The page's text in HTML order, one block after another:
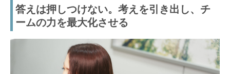
答えは押しつけない。考えを引き出し、チ
ームの力を最大化させる